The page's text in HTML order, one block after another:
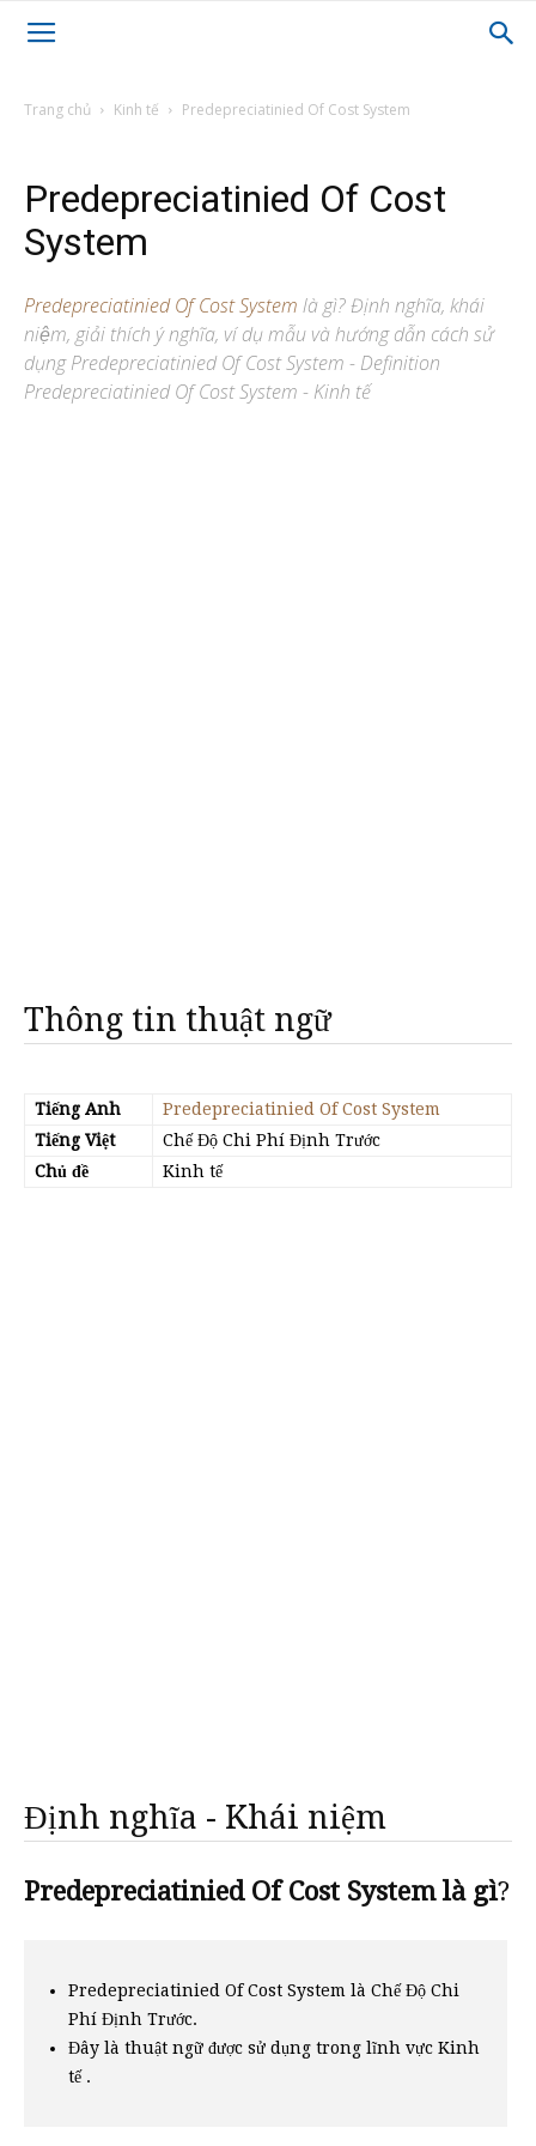
Trang chủ Kinh tế Predepreciatinied Of Cost System
Predepreciatinied Of Cost
System
Predepreciatinied Of Cost System là gì? Định nghĩa, khái
niệm, giải thích ý nghĩa, ví dụ mẫu và hướng dẫn cách sử
dụng Predepreciatinied Of Cost System - Definition
Predepreciatinied Of Cost System - Kinh tế
Thông tin thuật ngữ
Tiếng Anh
Predepreciatinied Of Cost System
Tiếng Việt
Chế Độ Chi Phí Định Trước
Chủ đề
Kinh tế
Định nghĩa - Khái niệm
Predepreciatinied Of Cost System là gì?
Predepreciatinied Of Cost System là Chế Độ Chi
Phí Định Trước.
Đây là thuật ngữ được sử dụng trong lĩnh vực Kinh
tế .